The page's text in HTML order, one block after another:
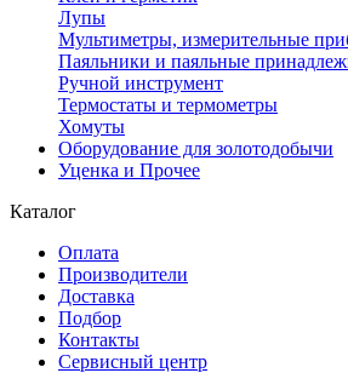
Лупы
Мультиметры, измерительные
Паяльники и паяльные
Ручной инструмент
Термостаты и термометры
Хомуты
Оборудование для золотодобычи
Уценка и Прочее
Каталог
Оплата
Производители
Доставка
Подбор
Контакты
Сервисный центр